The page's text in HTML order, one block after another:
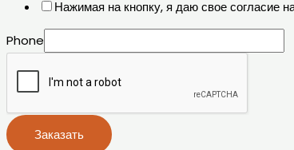
Нажимая на кнопку, я даю свое согласие
Phone
Заказать